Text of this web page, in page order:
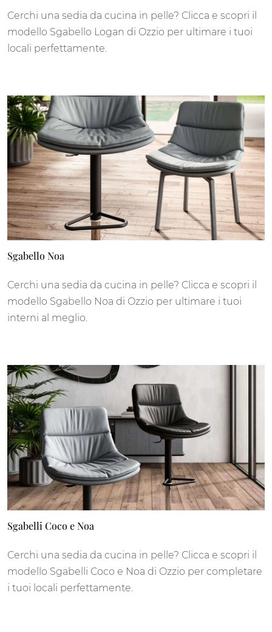
Cerchi una sedia da cucina in pelle? Clicca e scopri il
modello Sgabello Logan di Ozzio per ultimare i tuoi
locali perfettamente.
Sgabello Noa
Cerchi una sedia da cucina in pelle? Clicca e scopri il
modello Sgabello Noa di Ozzio per ultimare i tuoi
interni al meglio.
Sgabelli Coco e Noa
Cerchi una sedia da cucina in pelle? Clicca e scopri il
modello Sgabelli Coco e Noa di Ozzio per completare
i tuoi locali perfettamente.